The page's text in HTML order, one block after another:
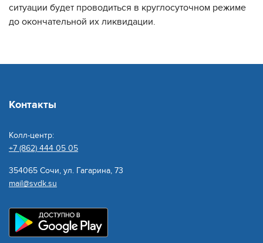
ситуации будет проводиться в круглосуточном режиме
до окончательной их ликвидации.
Контакты
Колл-центр:
+7 (862) 444 05 05
354065 Сочи, ул. Гагарина, 73
mail@svdk.su